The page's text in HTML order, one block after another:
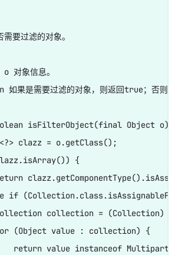
要过滤的对象。
对象信息。
如果是需要过滤的对象，则返回true；否则
isFilterObject(final Object o) {
clazz = o.getClass();
{
if
collection = (Collection) o;
(Object value : collection) {
return value instanceof